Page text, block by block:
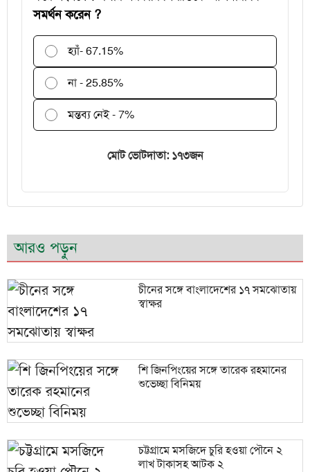
সমর্থন করেন ?
হ্যাঁ- 67.15%
না - 25.85%
মন্তব্য নেই - 7%
মোট ভোটদাতা: ১৭৩জন
আরও পড়ুন
চীনের সঙ্গে বাংলাদেশের ১৭ সমঝোতায়
স্বাক্ষর
শি জিনপিংয়ের সঙ্গে তারেক রহমানের
শুভেচ্ছা বিনিময়
চট্টগ্রামে মসজিদে চুরি হওয়া পৌনে ২
লাখ টাকাসহ আটক ২